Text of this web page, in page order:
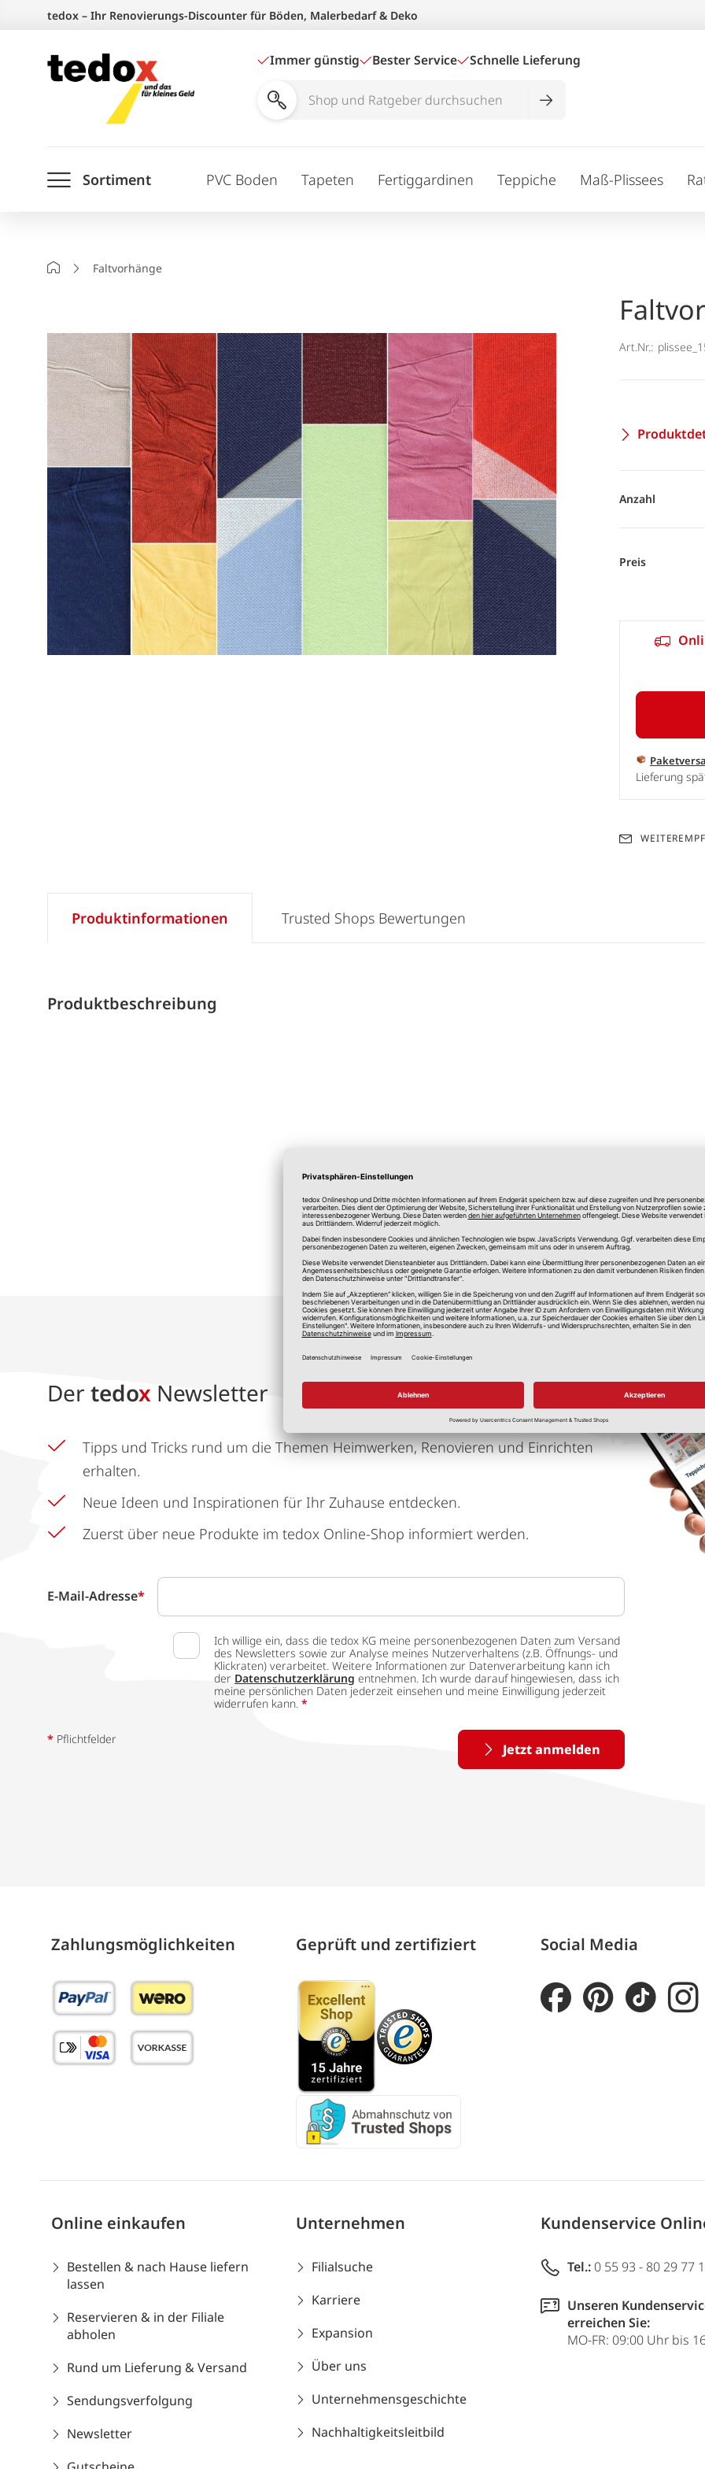
springen
tedox – Ihr Renovierungs-Discounter für Böden, Malerbedarf & Deko
Immer günstig Bester Service Schnelle Lieferung
Shop
durchsuchen
Sortiment PVC Boden Tapeten Fertiggardinen Teppiche Maß-Plissees
StartseiteFaltvorhänge
Art.Nr.:
Anzahl
Preis
Lieferung
Produktinformationen
Produktbeschreibung
Trusted Shops Bewertungen
*Alle Preise in Euro, inkl. gesetzlicher Mehrwertsteuer, zzgl.
Der tedox Newsletter
Tipps und Tricks rund um die Themen Heimwerken, Renovieren und Einrichten
erhalten.
Neue Ideen und Inspirationen für Ihr Zuhause entdecken.
Zuerst über neue Produkte im tedox Online-Shop informiert werden.
E-Mail-Adresse*
Ich willige ein, dass die tedox KG meine personenbezogenen Daten zum Versand
des Newsletters sowie zur Analyse meines Nutzerverhaltens (z.B. Öffnungs- und
Klickraten) verarbeitet. Weitere Informationen zur Datenverarbeitung kann ich
der Datenschutzerklärung entnehmen. Ich wurde darauf hingewiesen, dass ich
meine persönlichen Daten jederzeit einsehen und meine Einwilligung jederzeit
widerrufen kann. *
Jetzt anmelden
* Pflichtfelder
Zahlungs­möglich­keiten Geprüft und zertifiziert Social Media
Online einkaufen
Bestellen & nach Hause liefern
lassen
Reservieren & in der Filiale
abholen
Rund um Lieferung & Versand
Sendungsverfolgung
Newsletter
Unternehmen
Filialsuche
Karriere
Expansion
Über uns
Unternehmensgeschichte
Nachhaltigkeitsleitbild
Kundenservice
Tel.: 0 55 93 - 80 29 77
Unseren
erreichen Sie:
MO-FR: 09:00 Uhr bis